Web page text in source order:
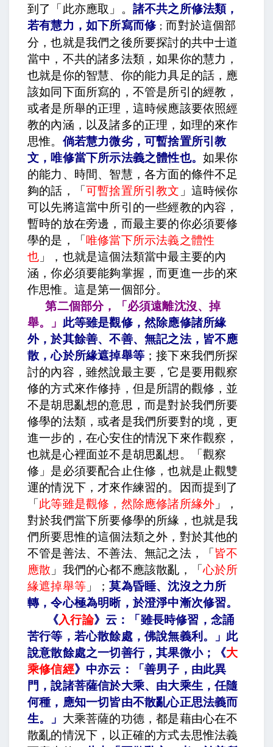
到了「此亦應取」。 諸不共之所修法類，
若有慧力，如下所寫而修 ； 而對於這個部
分，也就是我們之後所要探討的共中士道
當中，不共的諸多法類，如果你的慧力，
也就是你的智慧、你的能力具足的話，應
該如同下面所寫的，不管是所引的經教，
或者是所舉的正理，這時候應該要依照經
教的內涵，以及諸多的正理，如理的來作
思惟。 倘若慧力微劣，可暫捨置所引教
文，唯修當下所示法義之體性也。如果你
的能力、時間、智慧，各方面的條件不足
夠的話，「 可暫捨置所引教文 」這時候你
可以先將這當中所引的一些經教的內容，
暫時的放在旁邊，而最主要的你必須要修
學的是，「 唯修當下所示法義之體性
也 」，也就是這個法類當中最主要的內
涵，你必須要能夠掌握，而更進一步的來
作思惟。這是第一個部分。
第二個部分，「必須遠離沈沒、掉
舉。」 此等雖是觀修，然除應修諸所緣
外，於其餘善、不善、無記之法，皆不應
散，心於所緣遮掉舉等 ；接下來我們所探
討的內容，雖然說最主要，它是要用觀察
修的方式來作修持，但是所謂的觀修，並
不是胡思亂想的意思，而是對於我們所要
修學的法類，或者是我們所要對的境，更
進一步的，在心安住的情況下來作觀察，
也就是心裡面並不是胡思亂想。「觀察
修」是必須要配合止住修，也就是止觀雙
運的情況下，才來作練習的。因而提到了
「 此等雖是觀修，然除應修諸所緣外 」，
對於我們當下所要修學的所緣，也就是我
們所要思惟的這個法類之外，對於其他的
不管是善法、不善法、無記之法，「 皆不
應散 」我們的心都不應該散亂，「心於所
緣遮掉舉等 」；莫為昏睡、沈沒之力所
轉，令心極為明晰，於澄淨中漸次修習。
《入行論》云：「雖長時修習，念誦
苦行等，若心散餘處，佛說無義利。」此
說意散餘處之一切善行，其果微小；《大
乘修信經》中亦云：「善男子，由此異
門，說諸菩薩信於大乘、由大乘生，任隨
何種，應知一切皆由不散亂心正思法義而
生。
」 大乘菩薩的功德，都是藉由心在不
散亂的情況下，以正確的方式去思惟法義